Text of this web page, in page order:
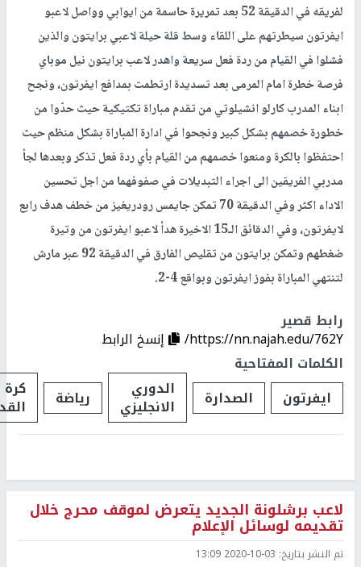
لفريقه في الدقيقة 52 بعد تمريرة حاسمة من ايوابي وواصل لاعبو
ايفرتون سيطرتهم على اللقاء وسط قلة حيلة لاعبي برايتون والذين
فشلوا في القيام من ردة فعل سريعة واهدر لاعب برايتون نيل موباي
فرصة خطرة امام المرمى بعد تسديدة ارتطمت بمدافع ايفرتون، ونجح
ابناء المدرب كارلو انشيلوتي من تقدم مباراة تكتيكية حيث حدّوا من
خطورة خصمهم بشكل كبير ونجحوا في ادارة المباراة بشكل منظم حيث
احتفظوا بالكرة ومنعوا خصمهم من القيام بأي ردة فعل تذكر وبعدها لجأ
مدربي الفريقين الى اجراء التبديلات في صفوفهما من اجل تحسين
الاداء اكثر وفي الدقيقة 70 تمكن جايمس رودريغيز من خطف هدف رابع
لايفرتون، وفي الدقائق الـ15 الاخيرة هدأ لاعبو ايفرتون من وتيرة
ضغطهم وتمكن برايتون من تقليص الفارق في الدقيقة 92 عبر مارش
لتنتهي المباراة بفوز ايفرتون وبواقع 4-2.
رابط قصير
https://nn.najah.edu/762Y/
إنسخ الرابط
الكلمات المفتاحية
ايفرتون
الصدارة الدوري
الانجليزي رياضة كرة
لاعب برشلونة الجديد يتعرض لموقف محرج خلال
تقديمه لوسائل الإعلام
تم النشر بتاريخ: 2020-10-03 13:09